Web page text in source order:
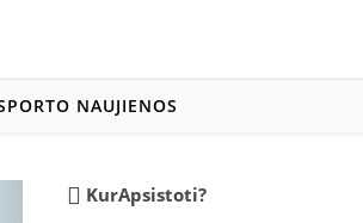
NAUJIENOS
KurApsistoti?